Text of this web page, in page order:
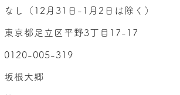
なし（12月31日-1月2日は除く）
東京都足立区平野3丁目17-17
0120-005-319
坂根大郷